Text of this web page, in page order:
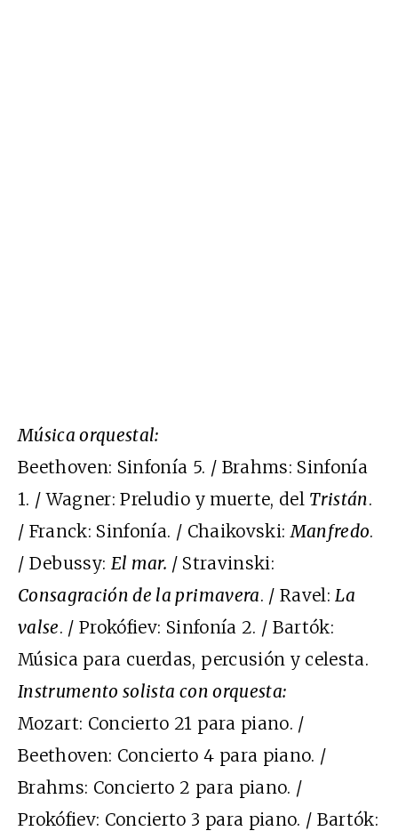
Música orquestal:
Beethoven: Sinfonía 5. / Brahms: Sinfonía
1. / Wagner: Preludio y muerte, del Tristán.
/ Franck: Sinfonía. / Chaikovski:Manfredo.
/ Debussy: El mar. / Stravinski:
Consagración de la primavera. / Ravel:La
valse. / Prokófiev: Sinfonía 2. / Bartók:
Música para cuerdas, percusión y celesta.
Instrumento solista con orquesta:
Mozart: Concierto 21 para piano. /
Beethoven: Concierto 4 para piano. /
Brahms: Concierto 2 para piano. /
Prokófiev: Concierto 3 para piano. / Bartók: